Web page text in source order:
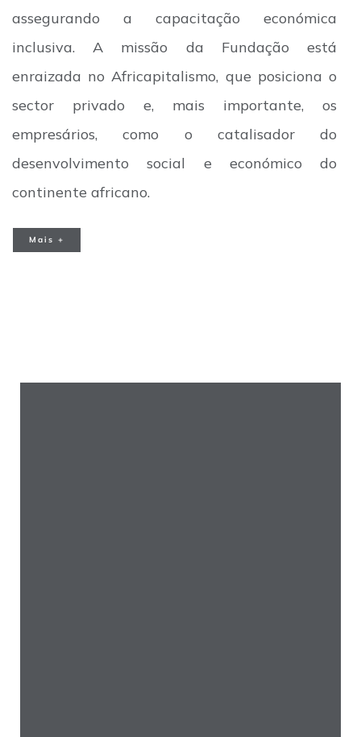
assegurando a capacitação económica
inclusiva. A missão da Fundação está
enraizada no Africapitalismo, que posiciona o
sector privado e, mais importante, os
empresários, como o catalisador do
desenvolvimento social e económico do
continente africano.
Mais +